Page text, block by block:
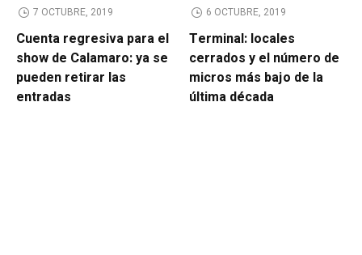
7 OCTUBRE, 2019
Cuenta regresiva para el
show de Calamaro: ya se
pueden retirar las
entradas
6 OCTUBRE, 2019
Terminal: locales
cerrados y el número de
micros más bajo de la
última década